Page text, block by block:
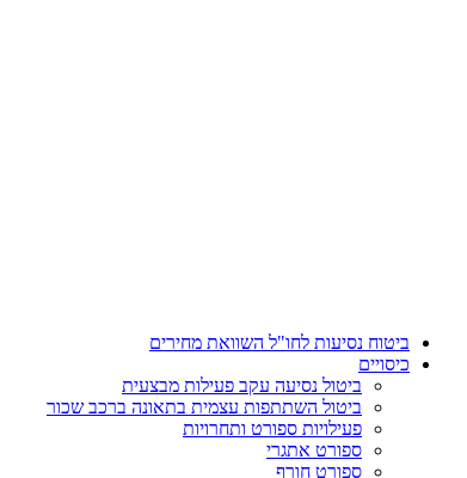
ביטוח נסיעות לחו"ל השוואת מחירים
כיסויים
ביטול נסיעה עקב פעילות מבצעית
ביטול השתתפות עצמית בתאונה ברכב שכור
פעילויות ספורט ותחרויות
ספורט אתגרי
ספורט חורף